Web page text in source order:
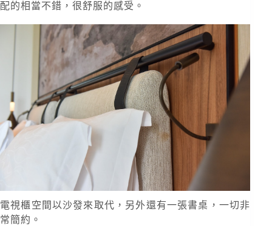
配的相當不錯，很舒服的感受。
電視櫃空間以沙發來取代，另外還有一張書桌，一切非
常簡約。